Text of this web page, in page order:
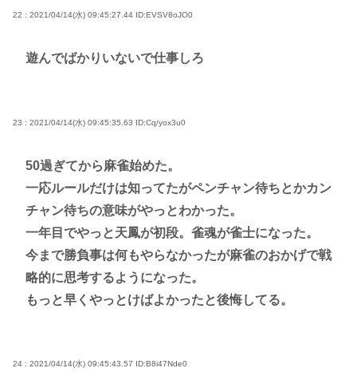
22 : 2021/04/14(水) 09:45:27.44 ID:EVSV8oJO0
遊んでばかりいないで仕事しろ
23 : 2021/04/14(水) 09:45:35.63 ID:Cq/yox3u0
50過ぎてから麻雀始めた。
一応ルールだけは知ってたがペンチャン待ちとかカン
チャン待ちの意味がやっとわかった。
一年目でやっと天鳳が初段。雀魂が雀士になった。
今まで勝負事は何もやらなかったが麻雀のおかげで戦
略的に思考するようになった。
もっと早くやっとけばよかったと後悔してる。
24 : 2021/04/14(水) 09:45:43.57 ID:B8i47Nde0